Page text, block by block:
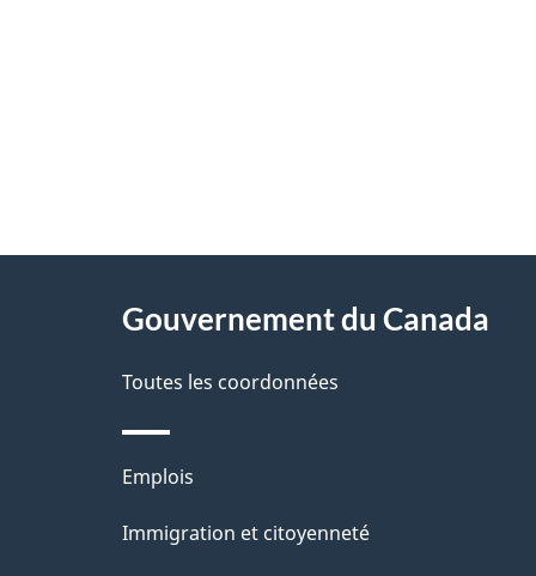
D
é
t
a
i
l
d
Gouvernement du Canada
Toutes les coordonnées
Thèmes
et
Emplois
Immigration et citoyenneté